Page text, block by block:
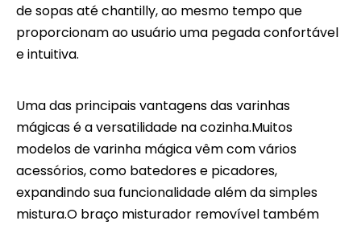
de sopas até chantilly, ao mesmo tempo que
proporcionam ao usuário uma pegada confortável
e intuitiva.
Uma das principais vantagens das varinhas
mágicas é a versatilidade na cozinha.Muitos
modelos de varinha mágica vêm com vários
acessórios, como batedores e picadores,
expandindo sua funcionalidade além da simples
mistura.O braço misturador removível também